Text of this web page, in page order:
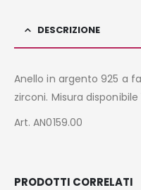
DESCRIZIONE
Anello in argento 925 a
zirconi. Misura disponibile
Art. AN0159.00
PRODOTTI CORRELATI